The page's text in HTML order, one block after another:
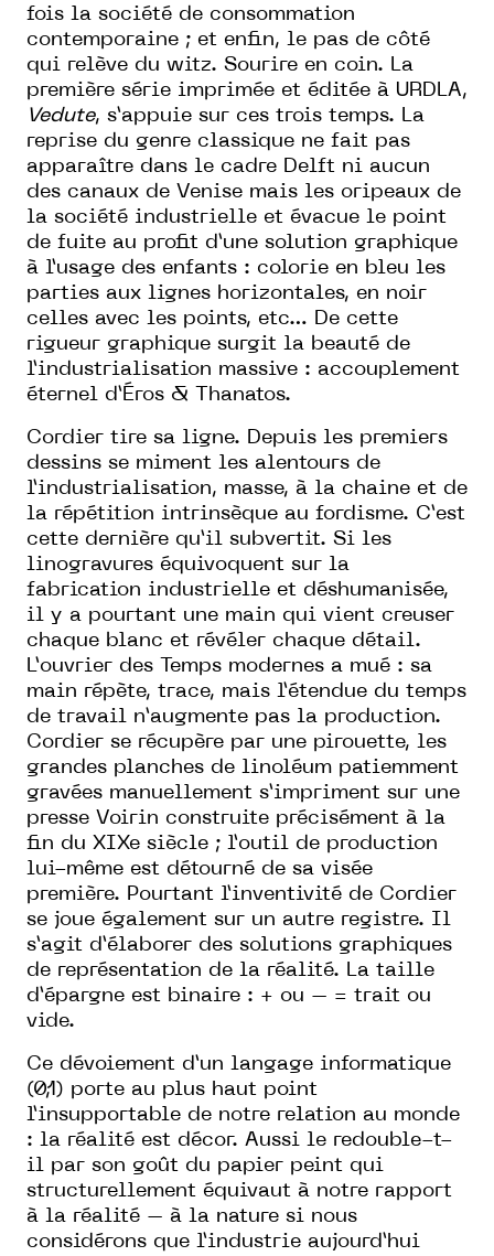
fois la société de consommation
contemporaine ; et enfin, le pas de côté
qui relève du witz. Sourire en coin. La
première série imprimée et éditée à URDLA,
Vedute, s’appuie sur ces trois temps. La
reprise du genre classique ne fait pas
apparaître dans le cadre Delft ni aucun
des canaux de Venise mais les oripeaux de
la société industrielle et évacue le point
de fuite au profit d’une solution graphique
à l’usage des enfants : colorie en bleu les
parties aux lignes horizontales, en noir
celles avec les points, etc… De cette
rigueur graphique surgit la beauté de
l’industrialisation massive : accouplement
éternel d’Éros & Thanatos.
Cordier tire sa ligne. Depuis les premiers
dessins se miment les alentours de
l’industrialisation, masse, à la chaine et de
la répétition intrinsèque au fordisme. C’est
cette dernière qu’il subvertit. Si les
linogravures équivoquent sur la
fabrication industrielle et déshumanisée,
il y a pourtant une main qui vient creuser
chaque blanc et révéler chaque détail.
L’ouvrier des Temps modernes a mué : sa
main répète, trace, mais l’étendue du temps
de travail n’augmente pas la production.
Cordier se récupère par une pirouette, les
grandes planches de linoléum patiemment
gravées manuellement s’impriment sur une
presse Voirin construite précisément à la
fin du XIXe siècle ; l’outil de production
lui-même est détourné de sa visée
première. Pourtant l’inventivité de Cordier
se joue également sur un autre registre. Il
s’agit d’élaborer des solutions graphiques
de représentation de la réalité. La taille
d’épargne est binaire : + ou – = trait ou
vide.
Ce dévoiement d’un langage informatique
(0,1) porte au plus haut point
l’insupportable de notre relation au monde
: la réalité est décor. Aussi le redouble-t-
il par son goût du papier peint qui
structurellement équivaut à notre rapport
à la réalité – à la nature si nous
considérons que l’industrie aujourd’hui